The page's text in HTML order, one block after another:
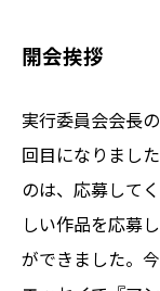
開会挨拶
実行委員会会長
回目になりまし
のは、応募して
しい作品を応募
ができました。